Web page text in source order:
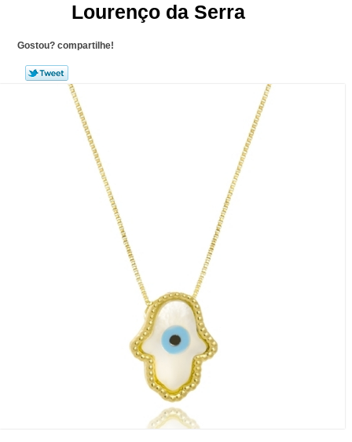
Lourenço da Serra
Gostou? compartilhe!